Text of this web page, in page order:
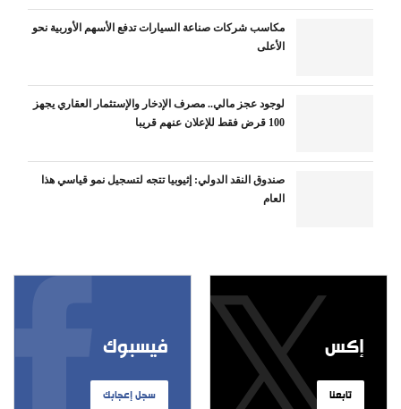
مكاسب شركات صناعة السيارات تدفع الأسهم الأوربية نحو
الأعلى
لوجود عجز مالي.. مصرف الإدخار والإستثمار العقاري يجهز
100 قرض فقط للإعلان عنهم قريبا
صندوق النقد الدولي: إثيوبيا تتجه لتسجيل نمو قياسي هذا
العام
فيسبوك
سجل إعجابك
إكس
تابعنا